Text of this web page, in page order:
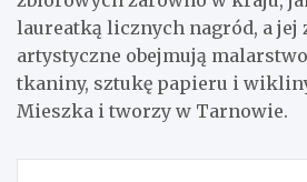
laureatką licznych nagród, a jej
artystyczne obejmują
tkaniny, sztukę papieru i
Mieszka i tworzy w Tarnowie.